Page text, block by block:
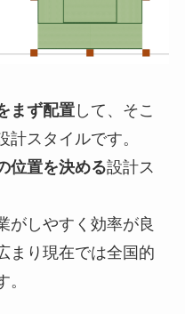
まず配置して、そこ
スタイルです。
位置を決める設計ス
がしやすく効率が良
まり現在では全国的